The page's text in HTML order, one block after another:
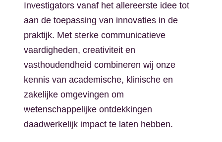
Investigators vanaf het allereerste idee tot
aan de toepassing van innovaties in de
praktijk. Met sterke communicatieve
vaardigheden, creativiteit en
vasthoudendheid combineren wij onze
kennis van academische, klinische en
zakelijke omgevingen om
wetenschappelijke ontdekkingen
daadwerkelijk impact te laten hebben.